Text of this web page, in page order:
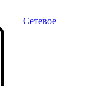
Сетевое